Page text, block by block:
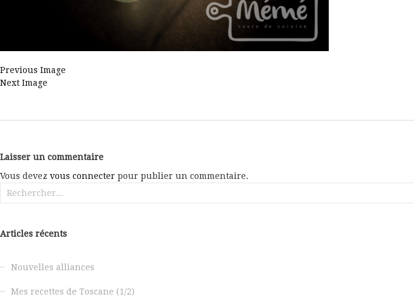
Previous Image
Next Image
Laisser un commentaire
Vous devez vous connecter pour publier un commentaire.
Rechercher :
Articles récents
Nouvelles alliances
Mes recettes de Toscane (1/2)